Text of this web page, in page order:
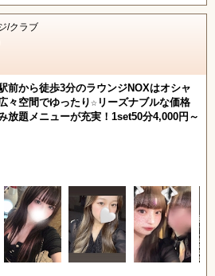
/クラブ
前から徒歩3分のラウンジNOXはオシャ
々空間でゆったり☆リーズナブルな価格
放題メニューが充実！1set50分4,000円～